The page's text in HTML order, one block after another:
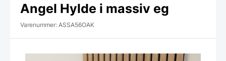
Angel Hylde i massiv eg
Varenummer: ASSA56OAK